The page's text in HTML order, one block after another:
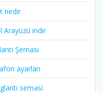
nedir
Arayüzü indir
Şeması
ayarları
semasi